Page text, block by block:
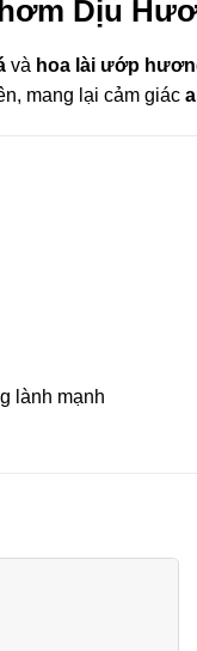
Dịu
và hoa lài ướp
mang lại cảm giác
lành mạnh